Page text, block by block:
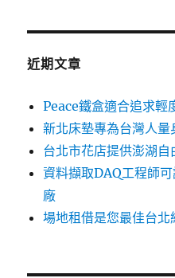
鍵
近期文章
Peace鐵盒適合追求輕
新北床墊專為台灣人量
台北市花店提供澎湖
資料擷取DAQ工程師
廠
場地租借是您最佳台